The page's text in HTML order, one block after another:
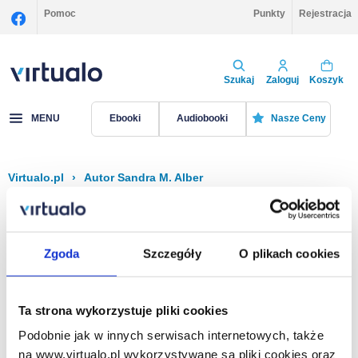
Zgoda Szczegóły O plikach cookies
Ta strona wykorzystuje pliki cookies
Podobnie jak w innych serwisach internetowych, także
na www.virtualo.pl wykorzystywane są pliki cookies oraz
Pomoc Punkty Rejestracja
Szukaj Zaloguj Koszyk
MENU Ebooki Audiobooki Nasze Ceny
Virtualo.pl › Autor Sandra M. Alber
Filtruj Sortuj
Na stronie